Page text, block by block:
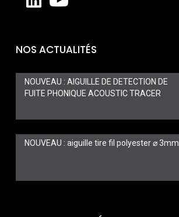
NOS ACTUALITÉS
NOUVEAU : AIGUILLE DE DETECTION DE
FUITE PHONIQUE ACOUSTIC TRACER
NOUVEAU : aiguille tire fil polyester ⌀ 3mm